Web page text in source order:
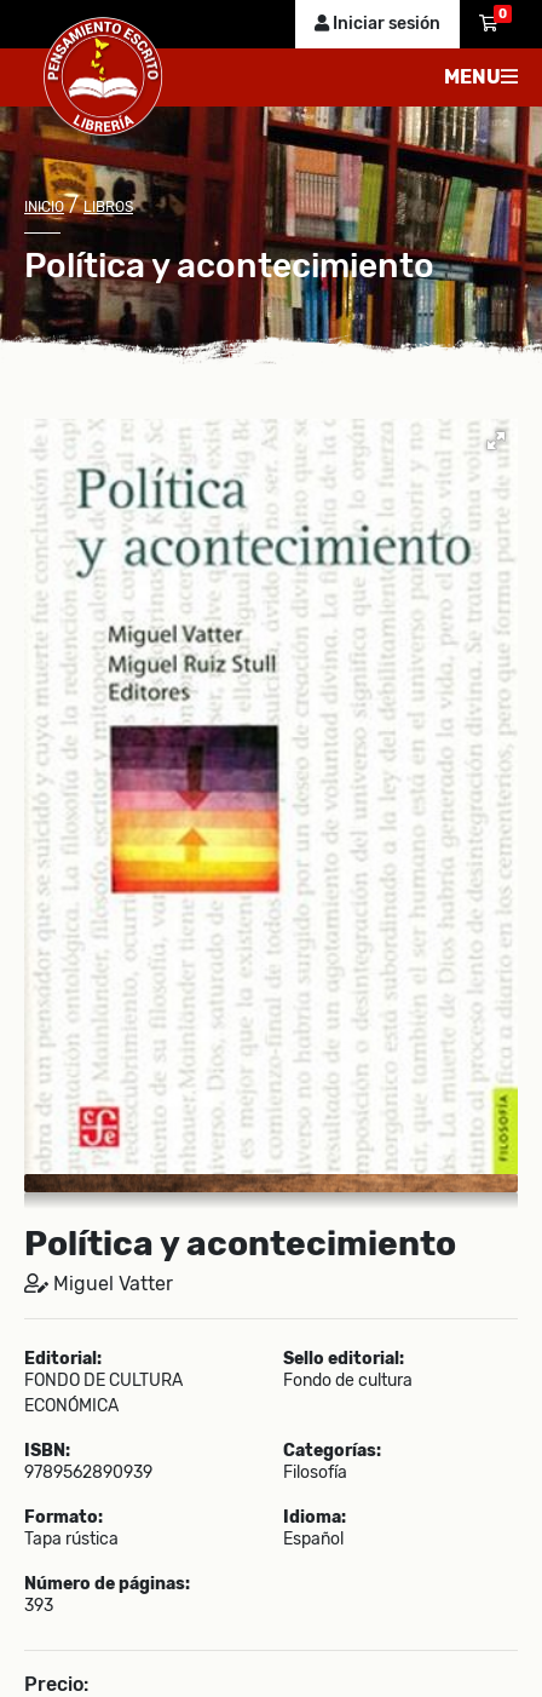
Iniciar sesión 0
MENU
INICIO/LIBROS
Política y acontecimiento
Política y acontecimiento
Miguel Vatter
Editorial:
FONDO DE CULTURA
ECONÓMICA
Sello editorial:
Fondo de cultura
ISBN:
9789562890939
Categorías:
Filosofía
Formato:
Tapa rústica
Idioma:
Español
Número de páginas:
393
Precio: